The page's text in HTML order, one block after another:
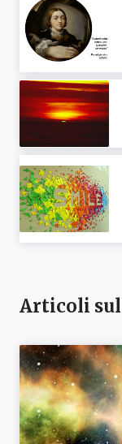
Articoli